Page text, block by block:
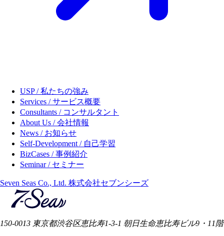
USP / 私たちの強み
Services / サービス概要
Consultants / コンサルタント
About Us / 会社情報
News / お知らせ
Self-Development / 自己学習
BizCases / 事例紹介
Seminar / セミナー
Seven Seas Co., Ltd. 株式会社セブンシーズ
150-0013 東京都渋谷区恵比寿1-3-1 朝日生命恵比寿ビル9・11階